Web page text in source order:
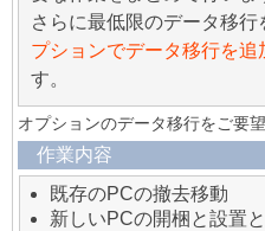
さらに最低限のデータ移行
プションでデータ移行を
す。
オプションのデータ移行をご要
作業内容
既存のPCの撤去移動
新しいPCの開梱と設置